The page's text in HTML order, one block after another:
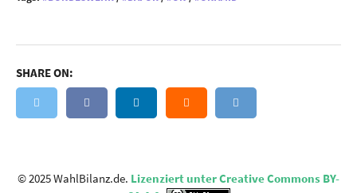
SHARE ON:
© 2025 WahlBilanz.de. Lizenziert unter Creative Commons BY-